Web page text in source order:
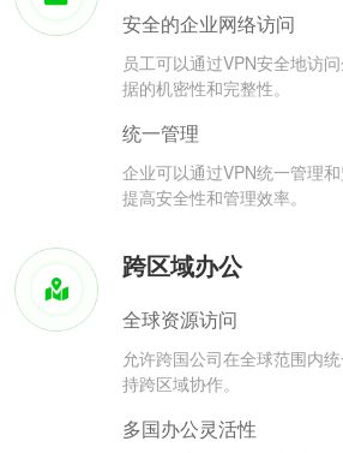
安全的企业网络访问
员工可以通过VPN安全地访
据的机密性和完整性。
统一管理
企业可以通过VPN统一管理
提高安全性和管理效率。
跨区域办公
全球资源访问
允许跨国公司在全球范围内
持跨区域协作。
多国办公灵活性